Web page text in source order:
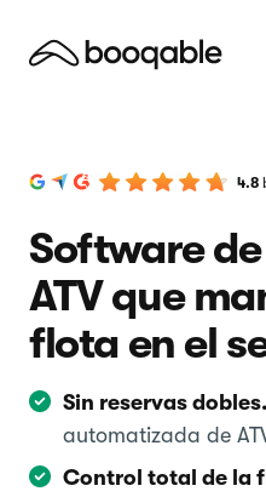
4.8
Software
ATV que
flota en el
Sin reservas dobles.
automatizada de
Control total de la